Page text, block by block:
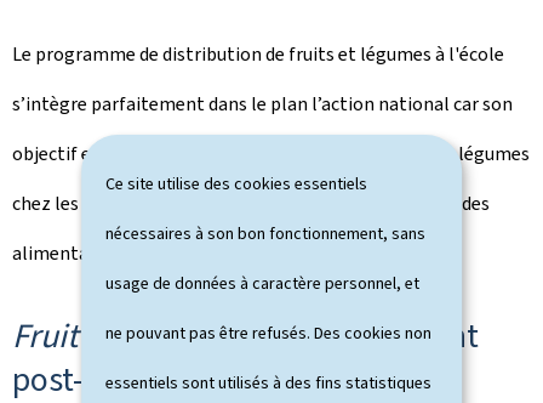
Ce site utilise des cookies essentiels
nécessaires à son bon fonctionnement, sans
usage de données à caractère personnel, et
ne pouvant pas être refusés. Des cookies non
essentiels sont utilisés à des fins statistiques
Le programme de distribution de fruits et légumes à l'école
s’intègre parfaitement dans le plan l’action national car son
objectif est de favoriser la consommation de fruits et légumes
chez les enfants à un âge où se construisent les habitudes
alimentaires.
Fruit for Schoolà l'enseignement
post-primaire